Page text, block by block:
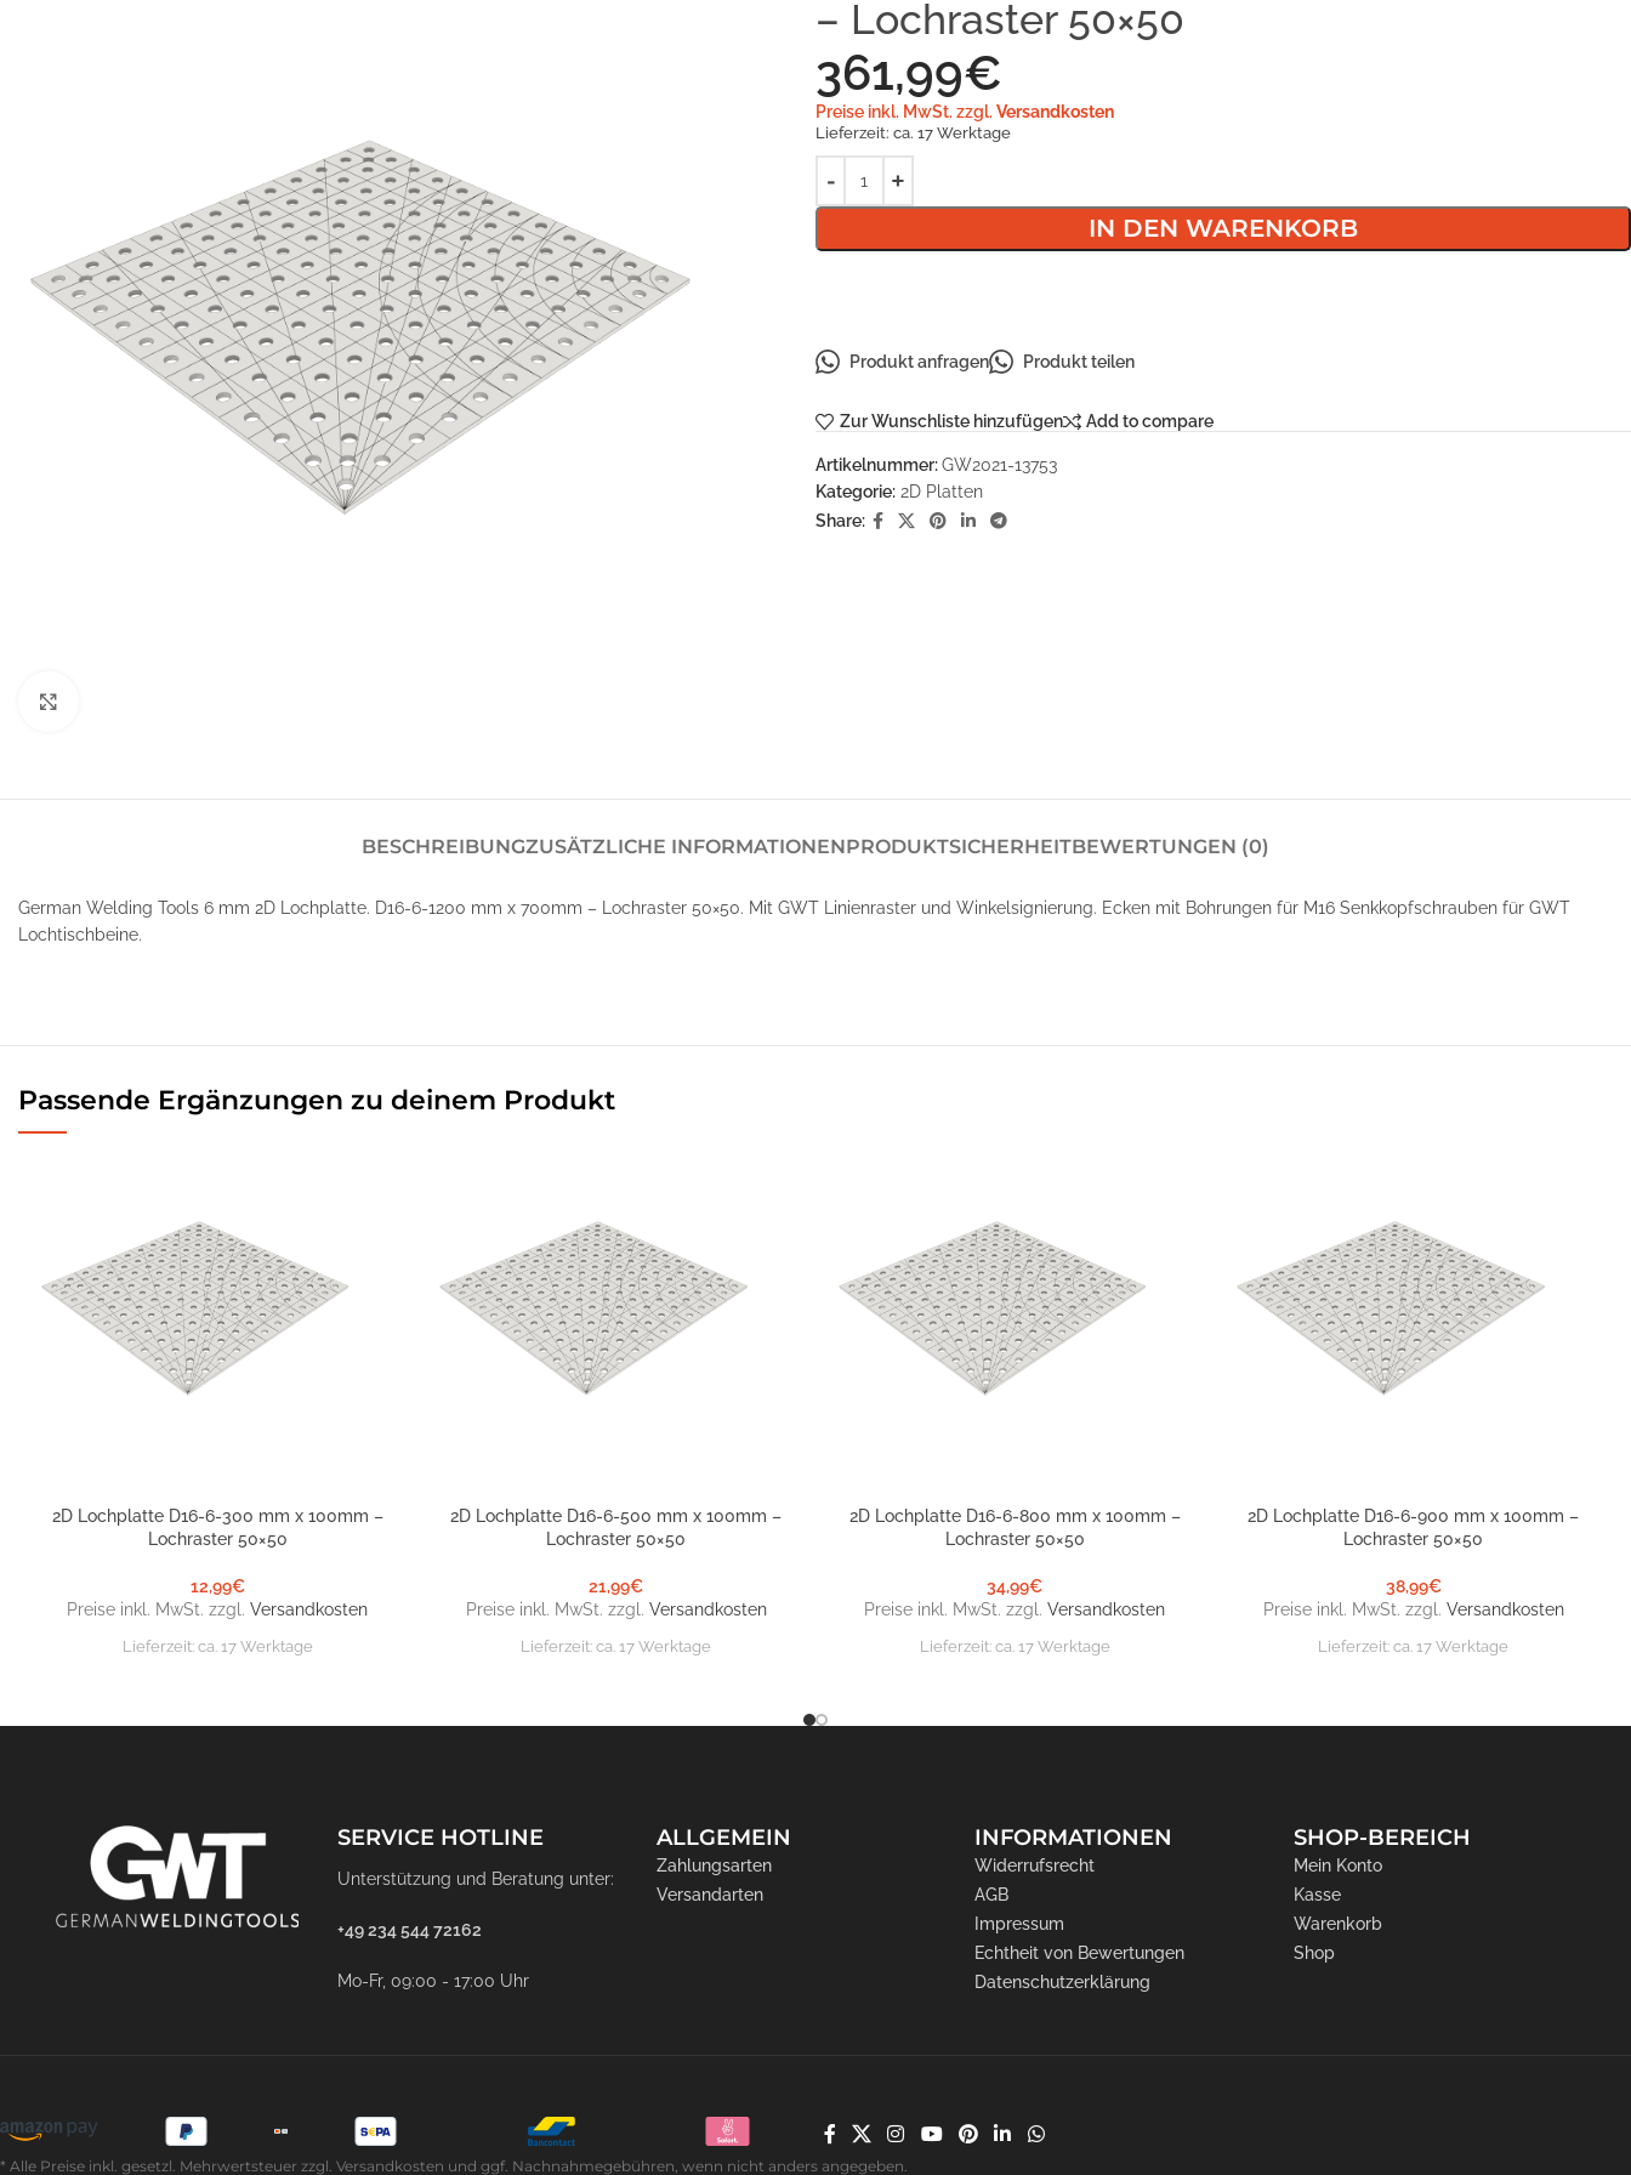
– Lochraster 50×50
361,99€
Preise inkl. MwSt. zzgl. Versandkosten
Lieferzeit: ca. 17 Werktage
IN DEN WARENKORB
Produkt anfragen Produkt teilen
Zur Wunschliste hinzufügen Add to compare
Artikelnummer:GW2021-13753
Kategorie: 2D Platten
Share:
BESCHREIBUNGZUSÄTZLICHE INFORMATIONENPRODUKTSICHERHEITBEWERTUNGEN (0)
German Welding Tools 6 mm 2D Lochplatte. D16-6-1200 mm x 700mm – Lochraster 50×50. Mit GWT Linienraster und Winkelsignierung. Ecken mit Bohrungen für M16 Senkkopfschrauben für GWT
Lochtischbeine.
Passende Ergänzungen zu deinem Produkt
IN DEN WARENKORB
2D Lochplatte D16-6-300 mm x 100mm –
Lochraster 50×50
12,99€
Preise inkl. MwSt. zzgl.Versandkosten
Lieferzeit: ca. 17 Werktage
IN DEN WARENKORB
2D Lochplatte D16-6-500 mm x 100mm –
Lochraster 50×50
21,99€
Preise inkl. MwSt. zzgl. Versandkosten
Lieferzeit:ca. 17 Werktage
IN DEN WARENKORB
2D Lochplatte D16-6-800 mm x 100mm –
Lochraster 50×50
34,99€
Preise inkl. MwSt. zzgl.Versandkosten
Lieferzeit: ca. 17 Werktage
IN DEN WARENKORB
2D Lochplatte D16-6-900 mm x 100mm –
Lochraster 50×50
38,99€
Preise inkl. MwSt. zzgl. Versandkosten
Lieferzeit:ca. 17 Werktage
SERVICE HOTLINE
Unterstützung und Beratung unter:
+49 234 544 72162
Mo-Fr, 09:00 - 17:00 Uhr
ALLGEMEIN
Zahlungsarten
Versandarten
INFORMATIONEN
Widerrufsrecht
AGB
Impressum
Echtheit von Bewertungen
Datenschutzerklärung
SHOP-BEREICH
Mein Konto
Kasse
Warenkorb
Shop
* Alle Preise inkl. gesetzl. Mehrwertsteuer zzgl. Versandkosten und ggf. Nachnahmegebühren, wenn nicht anders angegeben.